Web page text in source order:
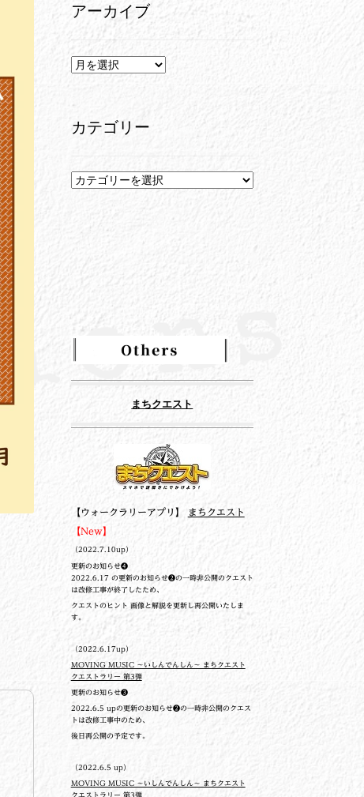
アーカイブ
ア
ブ
カテゴリー
カ
ー
まちクエスト
【ウォークラリーアプリ】 まちクエスト
【New】
（2022.7.10up）
更新のお知らせ❹
2022.6.17 の更新のお知らせ❷の一時非公開のクエスト
は改修工事が終了したため、
クエストのヒント 画像と解説を更新し再公開いたしま
す。
（2022.6.17up）
MOVING MUSIC ～いしんでんしん～ まちクエスト
クエストラリー 第3弾
更新のお知らせ❸
2022.6.5 upの更新のお知らせ❷の一時非公開のクエス
トは改修工事中のため、
後日再公開の予定です。
（2022.6.5 up）
MOVING MUSIC ～いしんでんしん～ まちクエスト
クエストラリー 第3弾